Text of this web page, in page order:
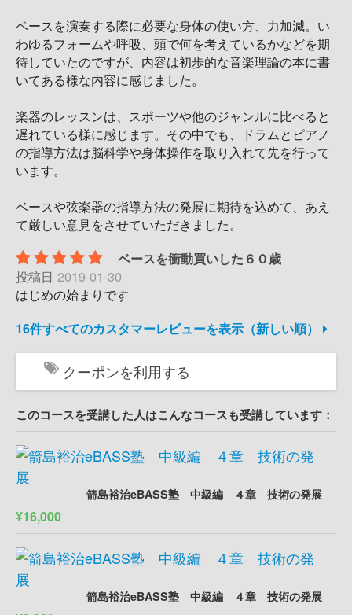
ベースを演奏する際に必要な身体の使い方、力加減。い
わゆるフォームや呼吸、頭で何を考えているかなどを期
待していたのですが、内容は初歩的な音楽理論の本に書
いてある様な内容に感じました。
楽器のレッスンは、スポーツや他のジャンルに比べると
遅れている様に感じます。その中でも、ドラムとピアノ
の指導方法は脳科学や身体操作を取り入れて先を行って
います。
ベースや弦楽器の指導方法の発展に期待を込めて、あえ
て厳しい意見をさせていただきました。
ベースを衝動買いした６０歳
投稿日 2019-01-30
はじめの始まりです
16件すべてのカスタマーレビューを表示（新しい順）
クーポンを利用する
このコースを受講した人はこんなコースも受講しています：
箭島裕治eBASS塾 中級編 ４章 技術の発展
¥16,000
箭島裕治eBASS塾 中級編 ４章 技術の発展